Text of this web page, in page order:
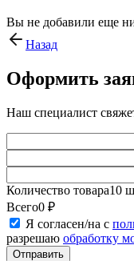
Вы не добавили еще
Назад
Оформить
Наш специалист
Количество товара10
Всего0 ₽
Я согласен/на с
разрешаю обработку
Отправить